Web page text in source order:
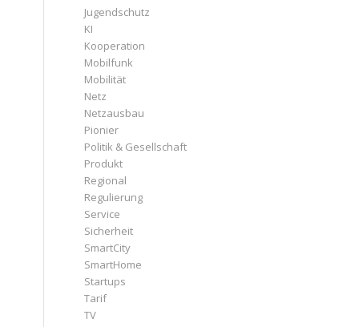
Jugendschutz
KI
Kooperation
Mobilfunk
Mobilität
Netz
Netzausbau
Pionier
Politik & Gesellschaft
Produkt
Regional
Regulierung
Service
Sicherheit
SmartCity
SmartHome
Startups
Tarif
TV